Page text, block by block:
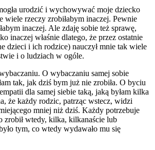
urodzić i wychowywać moje dziecko
rzeczy zrobiłabym inaczej. Pewnie
inaczej. Ale zdaję sobie też sprawę,
inaczej właśnie dlatego, że przez ostatnie
dzieci i ich rodzice) nauczył mnie tak wiele
i o ludziach w ogóle.
O wybaczaniu samej sobie
tak, jak dziś bym już nie zrobiła. O byciu
dla samej siebie taką, jaką byłam kilka
że każdy rodzic, patrząc wstecz, widzi
mniej niż dziś. Każdy potrzebuje
zrobił wtedy, kilka, kilkanaście lub
tym, co wtedy wydawało mu się